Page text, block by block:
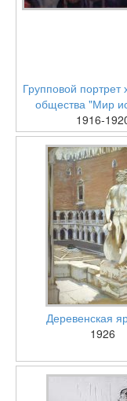
Групповой портрет
общества "Мир
1916-
Деревенская
1926